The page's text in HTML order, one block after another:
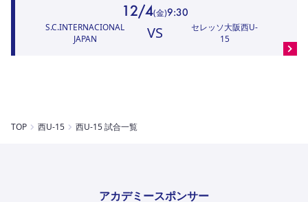
12/4(金)9:30
セレッソ大阪西U-
15
VS
S.C.INTERNACIONAL
JAPAN
TOP 西U-15 西U-15 試合一覧
アカデミースポンサー